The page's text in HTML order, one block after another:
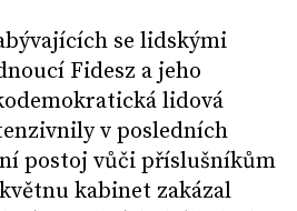
se lidskými
Fidesz a jeho
lidová
v posledních
postoj vůči příslušníkům
kabinet zakázal